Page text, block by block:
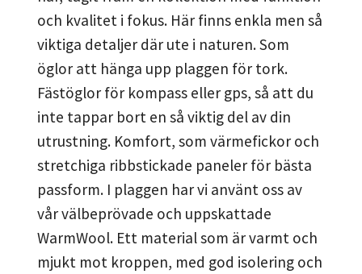
och kvalitet i fokus. Här finns enkla men så
viktiga detaljer där ute i naturen. Som
öglor att hänga upp plaggen för tork.
Fästöglor för kompass eller gps, så att du
inte tappar bort en så viktig del av din
utrustning. Komfort, som värmefickor och
stretchiga ribbstickade paneler för bästa
passform. I plaggen har vi använt oss av
vår välbeprövade och uppskattade
WarmWool. Ett material som är varmt och
mjukt mot kroppen, med god isolering och